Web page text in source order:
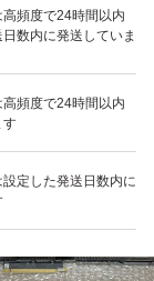
頻度で24時間以内
数内に発送していま
頻度で24時間以内
す
定した発送日数内に
いね！